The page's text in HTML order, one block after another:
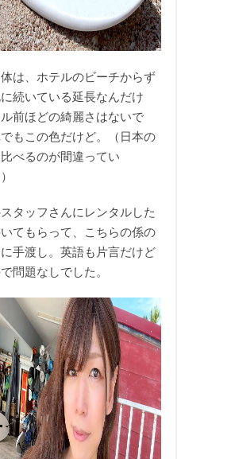
は、ホテルのビーチからず
続いている延長なんだけ
前ほどの綺麗さはないで
もこの色だけど。（日本の
べるのが間違ってい
タッフさんにレンタルした
てもらって、こちらの係の
手渡し。英語も片言だけど
問題なしでした。